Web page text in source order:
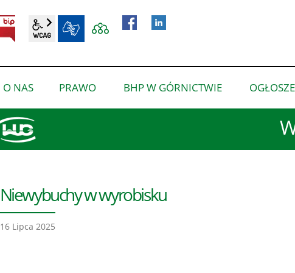
BIP wcag2.1
O NAS
pokaż
podmenu
PRAWO
pokaż
podmenu
BHP W GÓRNICTWIE
pokaż
podmenu
Niewybuchy w wyrobisku
16 Lipca 2025